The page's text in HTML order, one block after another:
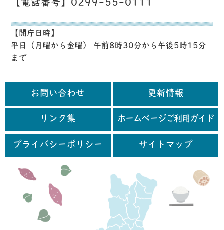
【電話番号】0299-55-0111
【開庁日時】
平日（月曜から金曜） 午前8時30分から午後5時15分
まで
お問い合わせ 更新情報
リンク集 ホームページご利用ガイド
プライバシーポリシー サイトマップ